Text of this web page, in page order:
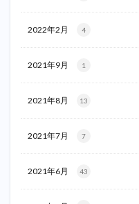
2022年2月 4
2021年9月 1
2021年8月 13
2021年7月 7
2021年6月 43